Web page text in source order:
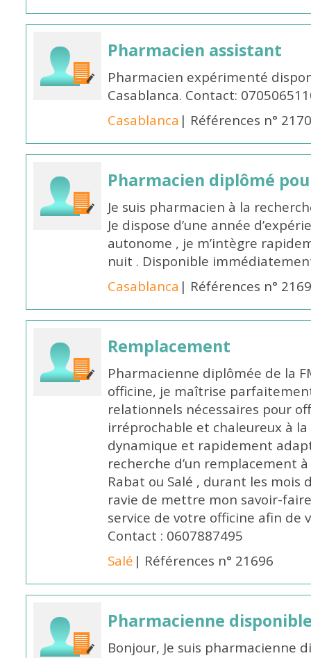
Pharmacien assistant
Pharmacien expérimenté
Casablanca. Contact:
Casablanca | Références n°
Pharmacien diplômé
Je suis pharmacien à la
Je dispose d’une année
autonome , je m’intègre
nuit . Disponible
Casablanca | Références n°
Remplacement
Pharmacienne diplômée de la
officine, je maîtrise
relationnels nécessaires pour
irréprochable et chaleureux à
dynamique et rapidement
recherche d’un remplacement
Rabat ou Salé , durant les mois
ravie de mettre mon savoir-
service de votre officine afin de
Contact : 0607887495
Salé | Références n° 21696
Pharmacienne
Bonjour, Je suis pharmacienne